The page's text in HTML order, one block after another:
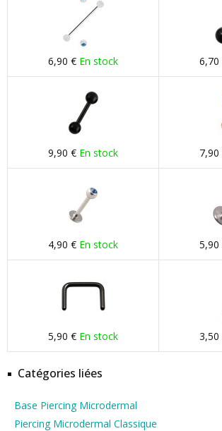
6,90 € En stock 6,70
9,90 € En stock 7,90
4,90 € En stock 5,90
5,90 € En stock 3,50
Catégories liées
Base Piercing Microdermal
Piercing Microdermal Classique